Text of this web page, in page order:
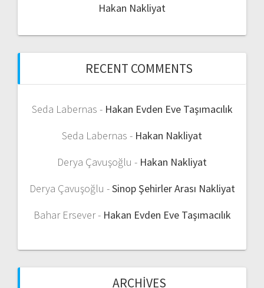
Hakan Nakliyat
RECENT COMMENTS
Seda Labernas - Hakan Evden Eve Taşımacılık
Seda Labernas - Hakan Nakliyat
Derya Çavuşoğlu - Hakan Nakliyat
Derya Çavuşoğlu -Sinop Şehirler Arası Nakliyat
Bahar Ersever- Hakan Evden Eve Taşımacılık
ARCHIVES